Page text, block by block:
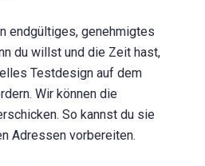
endgültiges, genehmigtes
du willst und die Zeit hast,
Testdesign auf dem
Wir können die
So kannst du sie
Adressen vorbereiten.